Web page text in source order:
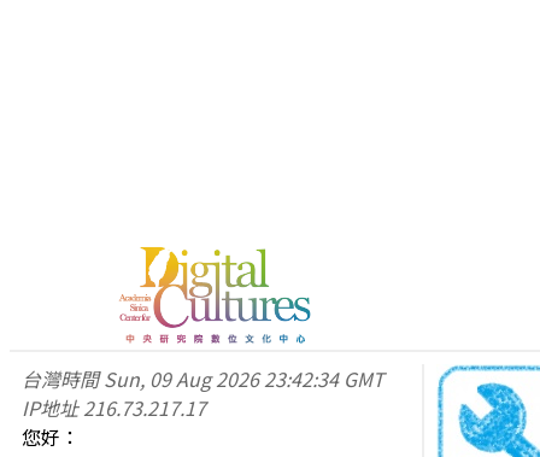
台灣時間Sun, 09 Aug 2026 23:42:34 GMT
IP地址216.73.217.17
您好：